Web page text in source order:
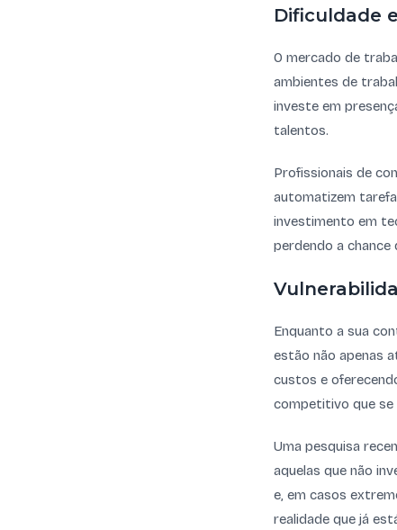
Dificuldade
O mercado de
ambientes de
investe em
talentos.
Profissionais de
automatizem
investimento em
perdendo a
Enquanto a sua
estão não apenas
custos e
competitivo que se
Uma pesquisa
aquelas que não
e, em casos
realidade que já